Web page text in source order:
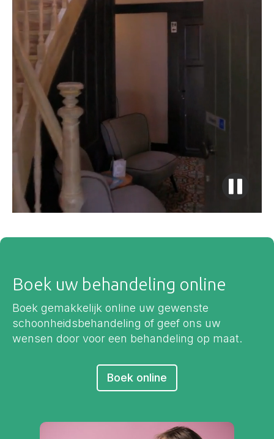
Boek uw behandeling online
Boek gemakkelijk online uw gewenste
schoonheidsbehandeling of geef ons uw
wensen door voor een behandeling op maat.
Boek online